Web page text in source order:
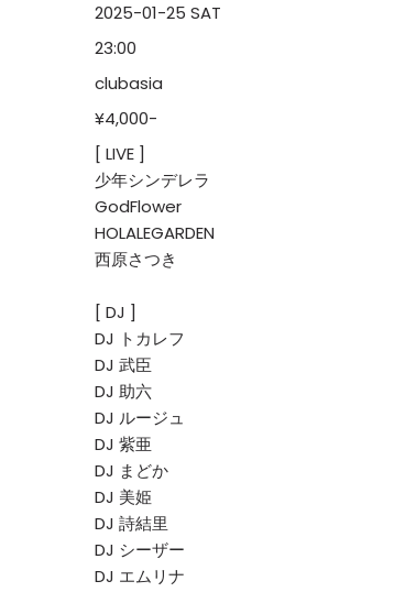
2025-01-25 SAT
23:00
clubasia
¥4,000-
[ LIVE ]
少年シンデレラ
GodFlower
HOLALEGARDEN
西原さつき
[ DJ ]
DJ トカレフ
DJ 武臣
DJ 助六
DJ ルージュ
DJ 紫亜
DJ まどか
DJ 美姫
DJ 詩結里
DJ シーザー
DJ エムリナ